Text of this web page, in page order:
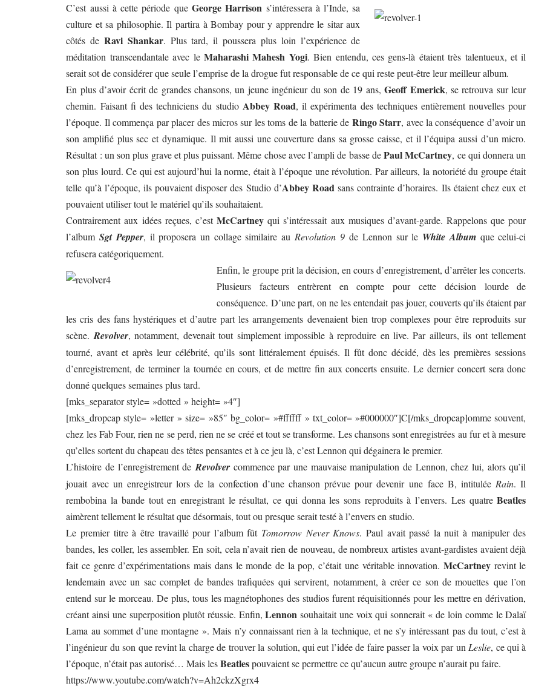
C’est aussi à cette période que George Harrison s’intéressera à l’Inde, sa
culture et sa philosophie. Il partira à Bombay pour y apprendre le sitar aux
côtés de Ravi Shankar. Plus tard, il poussera plus loin l’expérience de
méditation transcendantale avec le Maharashi Mahesh Yogi. Bien entendu, ces gens-là étaient très talentueux, et il
serait sot de considérer que seule l’emprise de la drogue fut responsable de ce qui reste peut-être leur meilleur album.
En plus d’avoir écrit de grandes chansons, un jeune ingénieur du son de 19 ans,Geoff Emerick, se retrouva sur leur
chemin. Faisant fi des techniciens du studio Abbey Road, il expérimenta des techniques entièrement nouvelles pour
l’époque. Il commença par placer des micros sur les toms de la batterie de Ringo Starr, avec la conséquence d’avoir un
son amplifié plus sec et dynamique. Il mit aussi une couverture dans sa grosse caisse, et il l’équipa aussi d’un micro.
Résultat : un son plus grave et plus puissant. Même chose avec l’ampli de basse dePaul McCartney, ce qui donnera un
son plus lourd. Ce qui est aujourd’hui la norme, était à l’époque une révolution. Par ailleurs, la notoriété du groupe était
telle qu’à l’époque, ils pouvaient disposer des Studio d’Abbey Road sans contrainte d’horaires. Ils étaient chez eux et
pouvaient utiliser tout le matériel qu’ils souhaitaient.
Contrairement aux idées reçues, c’estMcCartney qui s’intéressait aux musiques d’avant-garde. Rappelons que pour
l’albumSgt Pepper, il proposera un collage similaire au Revolution 9de Lennon sur le White Album que celui-ci
refusera catégoriquement.
Enfin, le groupe prit la décision, en cours d’enregistrement, d’arrêter les concerts.
Plusieurs facteurs entrèrent en compte pour cette décision lourde de
conséquence. D’une part, on ne les entendait pas jouer, couverts qu’ils étaient par
les cris des fans hystériques et d’autre part les arrangements devenaient bien trop complexes pour être reproduits sur
scène. Revolver, notamment, devenait tout simplement impossible à reproduire en live. Par ailleurs, ils ont tellement
tourné, avant et après leur célébrité, qu’ils sont littéralement épuisés. Il fût donc décidé, dès les premières sessions
d’enregistrement, de terminer la tournée en cours, et de mettre fin aux concerts ensuite. Le dernier concert sera donc
donné quelques semaines plus tard.
[mks_separator style= »dotted » height= »4″]
[mks_dropcap style= »letter » size= »85″ bg_color= »#ffffff » txt_color= »#000000″]C[/mks_dropcap]omme souvent,
chez les Fab Four, rien ne se perd, rien ne se créé et tout se transforme. Les chansons sont enregistrées au fur et à mesure
qu’elles sortent du chapeau des têtes pensantes et à ce jeu là, c’est Lennon qui dégainera le premier.
L’histoire de l’enregistrement de Revolver commence par une mauvaise manipulation de Lennon, chez lui, alors qu’il
jouait avec un enregistreur lors de la confection d’une chanson prévue pour devenir une face B, intitulée Rain. Il
rembobina la bande tout en enregistrant le résultat, ce qui donna les sons reproduits à l’envers. Les quatreBeatles
aimèrent tellement le résultat que désormais, tout ou presque serait testé à l’envers en studio.
Le premier titre à être travaillé pour l’album fût Tomorrow Never Knows. Paul avait passé la nuit à manipuler des
bandes, les coller, les assembler. En soit, cela n’avait rien de nouveau, de nombreux artistes avant-gardistes avaient déjà
fait ce genre d’expérimentations mais dans le monde de la pop, c’était une véritable innovation. McCartneyrevint le
lendemain avec un sac complet de bandes trafiquées qui servirent, notamment, à créer ce son de mouettes que l’on
entend sur le morceau. De plus, tous les magnétophones des studios furent réquisitionnés pour les mettre en dérivation,
créant ainsi une superposition plutôt réussie. Enfin,Lennon souhaitait une voix qui sonnerait « de loin comme le Dalaï
Lama au sommet d’une montagne ». Mais n’y connaissant rien à la technique, et ne s’y intéressant pas du tout, c’est à
l’ingénieur du son que revint la charge de trouver la solution, qui eut l’idée de faire passer la voix par un Leslie, ce qui à
l’époque, n’était pas autorisé… Mais lesBeatlespouvaient se permettre ce qu’aucun autre groupe n’aurait pu faire.
https://www.youtube.com/watch?v=Ah2ckzXgrx4